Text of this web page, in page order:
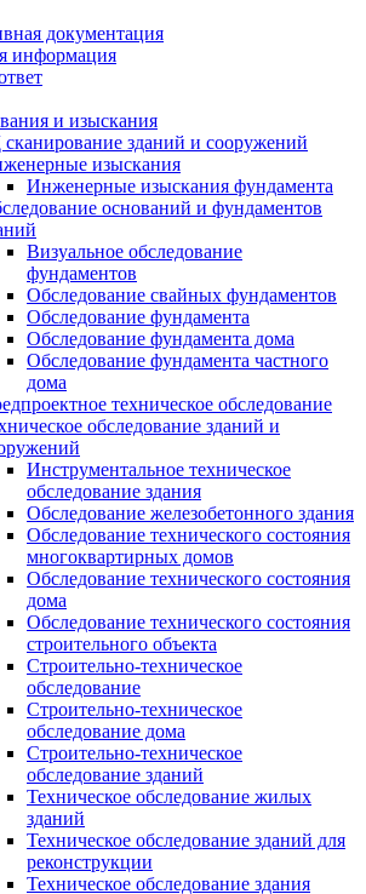
документация
информация
и изыскания
зданий и сооружений
изыскания
Инженерные изыскания фундамента
оснований и фундаментов
Визуальное обследование
фундаментов
Обследование свайных фундаментов
Обследование фундамента
Обследование фундамента дома
Обследование фундамента частного
дома
техническое обследование
обследование зданий и
Инструментальное техническое
обследование здания
Обследование железобетонного здания
Обследование технического состояния
многоквартирных домов
Обследование технического состояния
дома
Обследование технического состояния
строительного объекта
Строительно-техническое
обследование
Строительно-техническое
обследование дома
Строительно-техническое
обследование зданий
Техническое обследование жилых
зданий
Техническое обследование зданий для
реконструкции
Техническое обследование здания